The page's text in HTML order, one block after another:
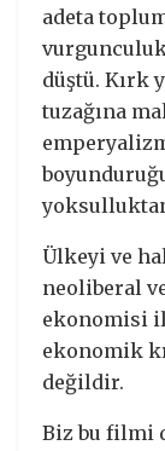
adeta
düştü. Kırk
tuzağına
Ülkeyi ve
neoliberal
ekonomisi
ekonomik
değildir.
Biz bu filmi